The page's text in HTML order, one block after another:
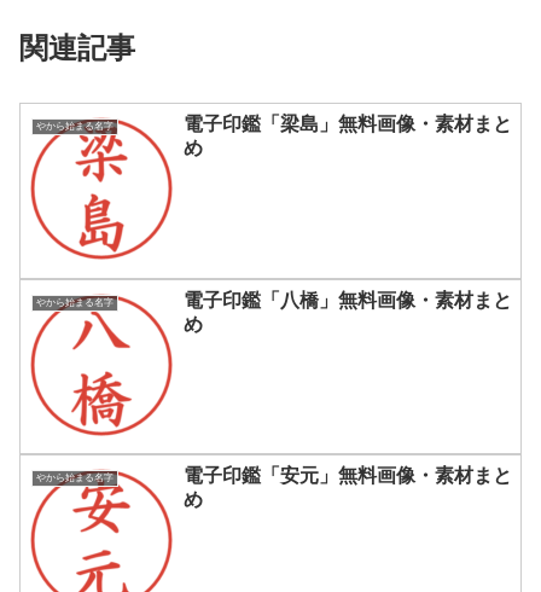
関連記事
やから始まる名字
電子印鑑「梁島」無料画像・素材まと
め
やから始まる名字
電子印鑑「八橋」無料画像・素材まと
め
やから始まる名字
電子印鑑「安元」無料画像・素材まと
め